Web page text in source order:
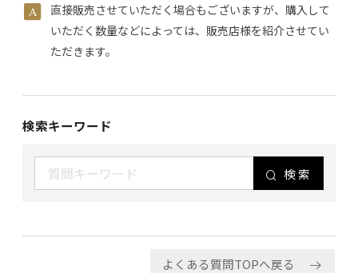
直接販売させていただく場合もございますが、購入して
いただく数量などによっては、販売店様を紹介させてい
ただきます。
検索キーワード
検索
よくある質問TOPへ戻る